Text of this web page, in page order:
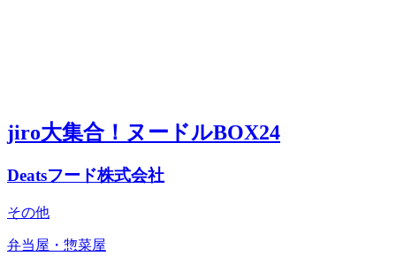
jiro大集合！ヌードルBOX24
Deatsフード株式会社
その他
弁当屋・惣菜屋